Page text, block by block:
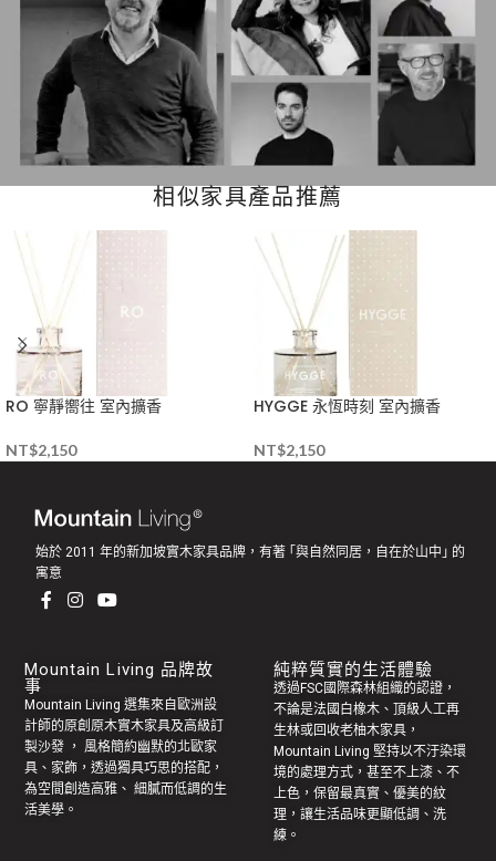
相似家具產品推薦
RO 寧靜嚮往 室內擴香
NT$2,150
HYGGE 永恆時刻 室內擴香
NT$2,150
始於 2011 年的新加坡實木家具品牌，有著 ｢與自然同居，自在於山中｣ 的
寓意
Mountain Living 品牌故
事
Mountain Living 選集來自歐洲設
計師的原創 原木實木家具及高級訂
製沙發 ， 風格簡約幽默的北歐家
具 、家飾，透過獨具巧思的搭配，
為空間創造高雅、 細膩而低調的生
活美學。
純粹質實的生活體驗
透過FSC國際森林組織的認證，
不論是法國白橡木、頂級人工再
生林或回收老柚木家具 ，
Mountain Living 堅持以不汙染環
境的處理方式，甚至不上漆、不
上色，保留最真實、優美的紋
理，讓生活品味更顯低調、洗
練。